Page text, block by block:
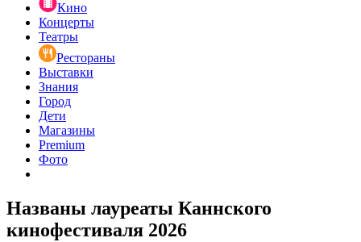
Кино
Концерты
Театры
Рестораны
Выставки
Знания
Город
Дети
Магазины
Premium
Фото
Названы лауреаты Каннского
кинофестиваля 2026